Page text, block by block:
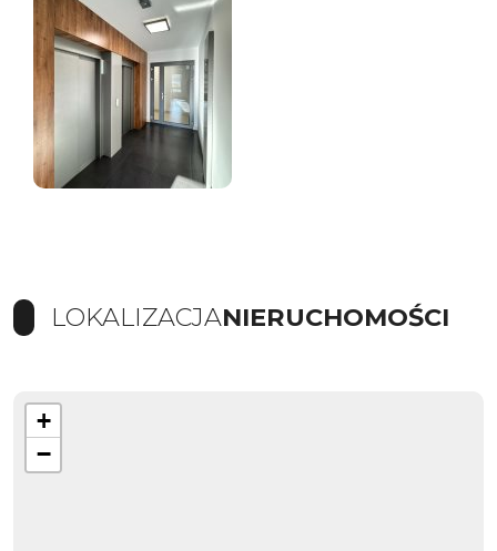
LOKALIZACJANIERUCHOMOŚCI
+
−